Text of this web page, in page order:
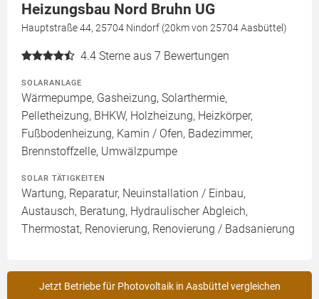
Heizungsbau Nord Bruhn UG
Hauptstraße 44, 25704 Nindorf (20km von 25704 Aasbüttel)
4.4 Sterne aus 7 Bewertungen
SOLARANLAGE
Wärmepumpe, Gasheizung, Solarthermie,
Pelletheizung, BHKW, Holzheizung, Heizkörper,
Fußbodenheizung, Kamin / Ofen, Badezimmer,
Brennstoffzelle, Umwälzpumpe
SOLAR TÄTIGKEITEN
Wartung, Reparatur, Neuinstallation / Einbau,
Austausch, Beratung, Hydraulischer Abgleich,
Thermostat, Renovierung, Renovierung / Badsanierung
Jetzt Betriebe für Photovoltaik in Aasbüttel vergleichen